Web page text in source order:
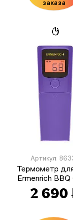
заказа
Артикул:
Термометр
Ermenrich
2 690